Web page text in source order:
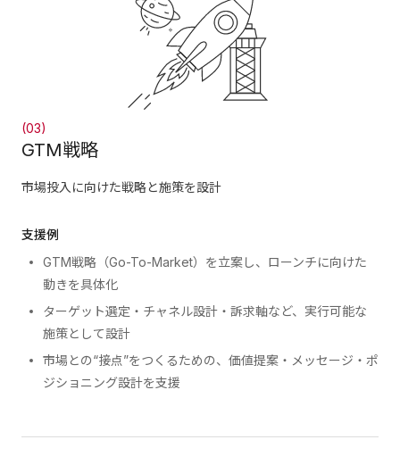
(03)
GTM戦略
市場投入に向けた戦略と施策を設計
支援例
GTM戦略（Go-To-Market）を立案し、ローンチに向けた
動きを具体化
ターゲット選定・チャネル設計・訴求軸など、実行可能な
施策として設計
市場との“接点”をつくるための、価値提案・メッセージ・ポ
ジショニング設計を支援